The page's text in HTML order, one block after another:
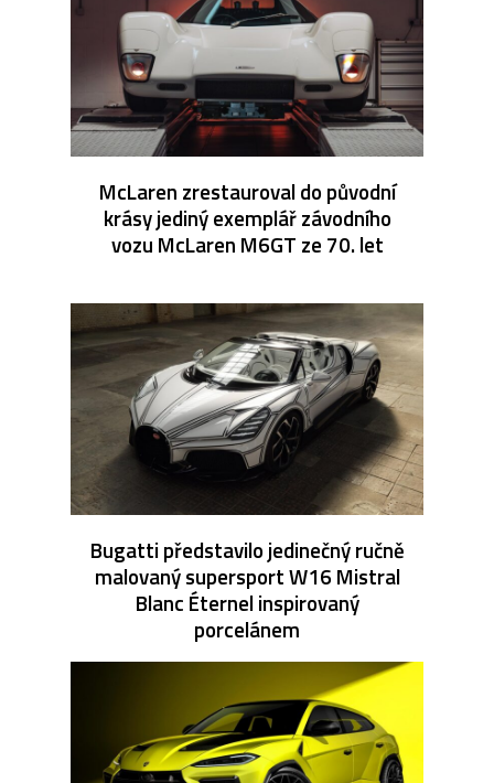
McLaren zrestauroval do původní
krásy jediný exemplář závodního
vozu McLaren M6GT ze 70. let
Bugatti představilo jedinečný ručně
malovaný supersport W16 Mistral
Blanc Éternel inspirovaný
porcelánem